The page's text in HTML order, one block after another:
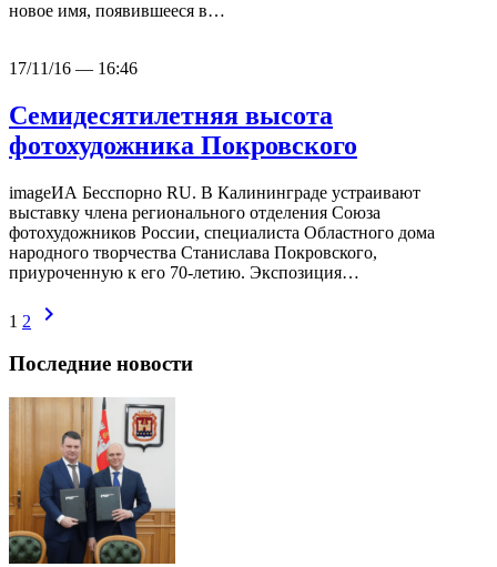
новое имя, появившееся в…
17/11/16 — 16:46
Семидесятилетняя высота
фотохудожника Покровского
imageИА Бесспорно RU. В Калининграде устраивают
выставку члена регионального отделения Союза
фотохудожников России, специалиста Областного дома
народного творчества Станислава Покровского,
приуроченную к его 70-летию. Экспозиция…
1 2 chevron_right
Последние новости